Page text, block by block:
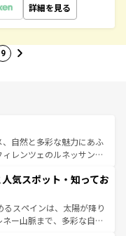
詳細を見る
9
自然と多彩な魅力にあふ
レンツェのルネッサンス
景やアマルフィ海岸の絶
観光の合間には、本場の
ア料理を堪能することも
で、すべての瞬間を楽し
気スポット・知ってお
スペインは、太陽が降り
ー山脈まで、多彩な自然